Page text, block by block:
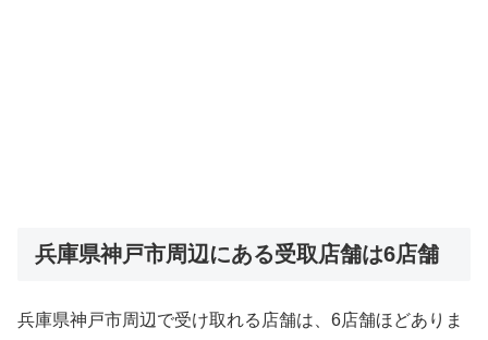
兵庫県神戸市周辺にある受取店舗は6店舗
兵庫県神戸市周辺で受け取れる店舗は、6店舗ほどありま